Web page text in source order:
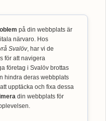
på din webbplats är
närvaro. Hos
Svalöv, har vi de
för att navigera
företag i Svalöv brottas
hindra deras webbplats
upptäcka och fixa dessa
din webbplats för